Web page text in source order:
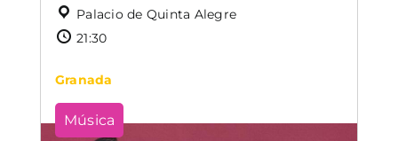
Palacio de Quinta Alegre
21:30
Granada
Música